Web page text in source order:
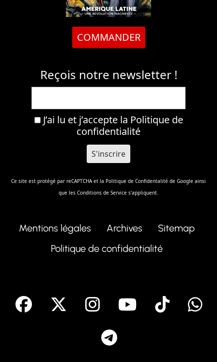
COMMANDER
Reçois notre newsletter !
J’ai lu et j’accepte la Politique de
confidentialité
Ce site est protégé par reCAPTCHA et la Politique de Confidentalité de Google ainsi
que les Conditions de Service s'appliquent.
Mentions légales Archives
Sitemap
Politique de confidentialité
facebook Instagram
Youtube
Tik